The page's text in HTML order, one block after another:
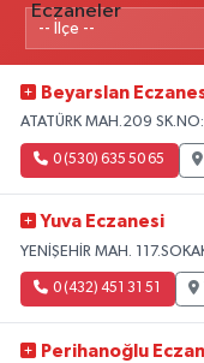
Beyarslan
ATATÜRK MAH.209
0 (530) 635 50 65
Yuva Eczanesi
YENİŞEHİR MAH.
0 (432) 451 31 51
Perihanoğlu